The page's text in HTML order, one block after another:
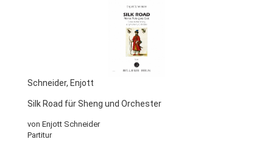
Schneider, Enjott
Silk Road für Sheng und Orchester
von Enjott Schneider
Partitur